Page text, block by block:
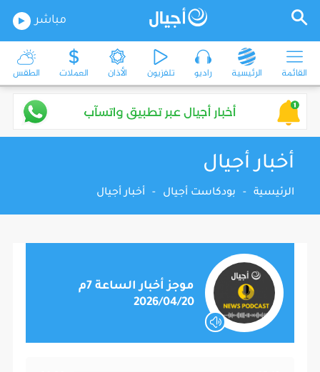
مباشر
القائمة الرئيسية راديو تلفزيون الأذان العملات الطقس
أخبار أجيال
الرئيسية - بودكاست أجيال - أخبار أجيال
موجز أخبار الساعة 7م
2026/04/20